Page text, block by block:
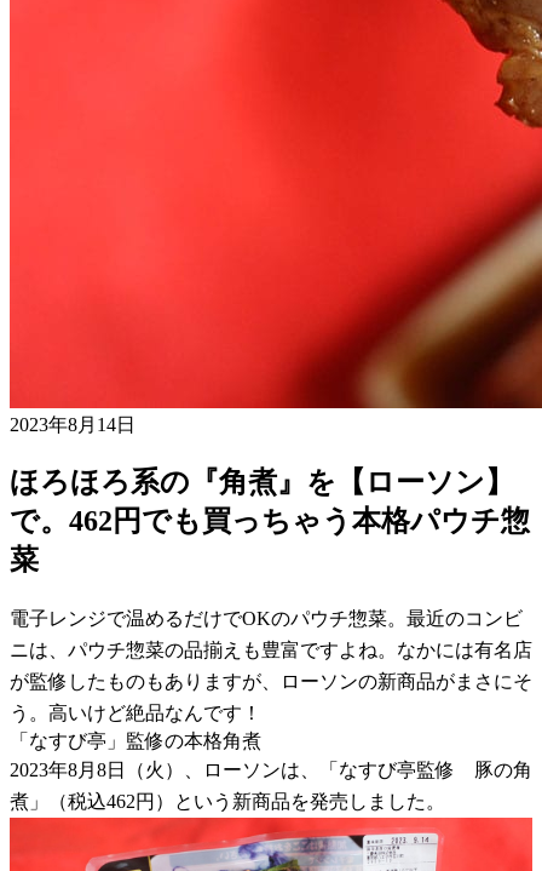
2023年8月14日
ほろほろ系の『角煮』を【ローソン】
で。462円でも買っちゃう本格パウチ惣
菜
電子レンジで温めるだけでOKのパウチ惣菜。最近のコンビ
ニは、パウチ惣菜の品揃えも豊富ですよね。なかには有名店
が監修したものもありますが、ローソンの新商品がまさにそ
う。高いけど絶品なんです！
「なすび亭」監修の本格角煮
2023年8月8日（火）、ローソンは、「なすび亭監修 豚の角
煮」（税込462円）という新商品を発売しました。